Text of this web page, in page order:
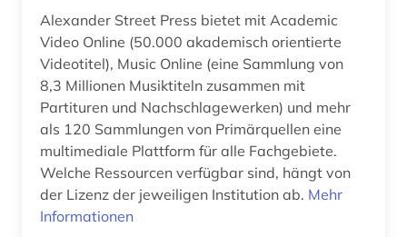
fachsprache (1)
fachterminologie (1)
fachzeitschrift (1)
faksimile (1)
familienname (4)
fashion (1)
Alexander Street Press bietet mit Academic
Video Online (50.000 akademisch orientierte
Videotitel), Music Online (eine Sammlung von
8,3 Millionen Musiktiteln zusammen mit
Partituren und Nachschlagewerken) und mehr
als 120 Sammlungen von Primärquellen eine
multimediale Plattform für alle Fachgebiete.
Welche Ressourcen verfügbar sind, hängt von
der Lizenz der jeweiligen Institution ab. Mehr
Informationen